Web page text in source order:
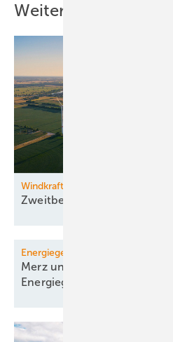
Weitere Inhalte
Windkraftzubau
Zweitbestes
Energiegesetze
Merz und Minister einigen
Energiegesetze